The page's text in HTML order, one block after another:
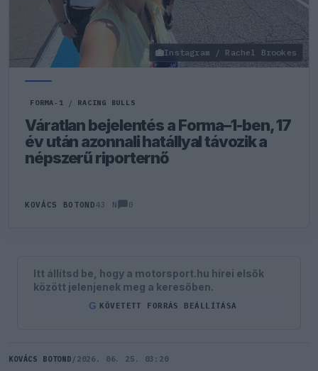
Instagram / Rachel Brookes
FORMA-1 / RACING BULLS
Váratlan bejelentés a Forma–1-ben, 17
év után azonnali hatállyal távozik a
népszerű riporternő
KOVÁCS BOTOND43 N 0
Itt állítsd be, hogy a motorsport.hu hírei elsők
között jelenjenek meg a keresőben.
G KÖVETETT FORRÁS BEÁLLÍTÁSA
KOVÁCS BOTOND / 2026. 06. 25. 03:20